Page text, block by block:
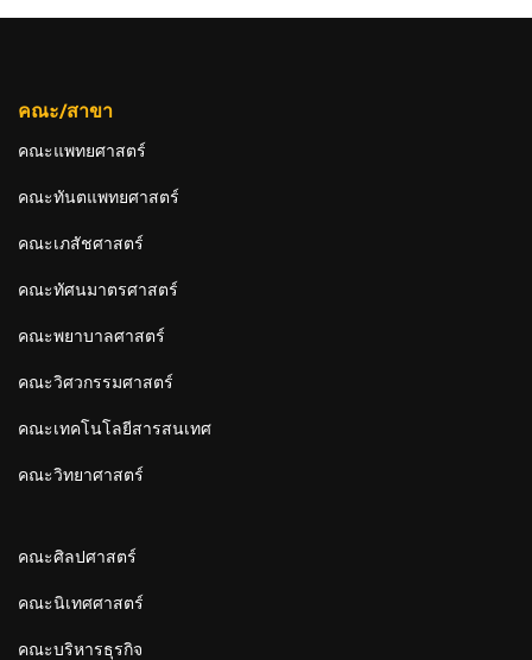
คณะ/สาขา
คณะแพทยศาสตร์
คณะทันตแพทยศาสตร์
คณะเภสัชศาสตร์
คณะทัศนมาตรศาสตร์
คณะพยาบาลศาสตร์
คณะวิศวกรรมศาสตร์
คณะเทคโนโลยีสารสนเทศ
คณะวิทยาศาสตร์
คณะศิลปศาสตร์
คณะนิเทศศาสตร์
คณะบริหารธุรกิจ